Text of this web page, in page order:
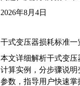
2026年8月4日
干式变压器损耗标准
本文详细解析干式变压
计算实例，分步骤说明
参数，指导用户快速掌